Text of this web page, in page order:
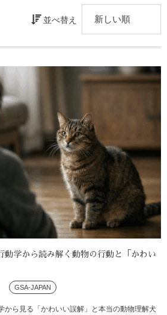
並べ替え
動学から読み解く動物の行動と「かわい
GSA-JAPAN
から見る「かわいい誤解」と本当の動物理解犬